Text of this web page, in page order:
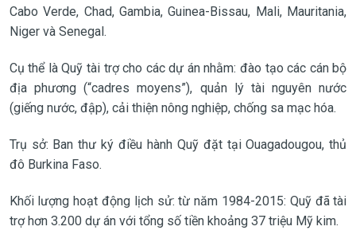
Cabo Verde, Chad, Gambia, Guinea-Bissau, Mali, Mauritania,
Niger và Senegal.
Cụ thể là Quỹ tài trợ cho các dự án nhằm: đào tạo các cán bộ
địa phương (“cadres moyens”), quản lý tài nguyên nước
(giếng nước, đập), cải thiện nông nghiệp, chống sa mạc hóa.
Trụ sở: Ban thư ký điều hành Quỹ đặt tại Ouagadougou, thủ
đô Burkina Faso.
Khối lượng hoạt động lịch sử: từ năm 1984-2015: Quỹ đã tài
trợ hơn 3.200 dự án với tổng số tiền khoảng 37 triệu Mỹ kim.